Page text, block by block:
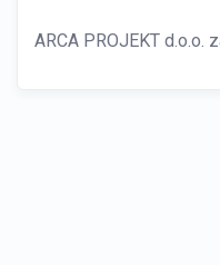
ARCA PROJEKT d.o.o.